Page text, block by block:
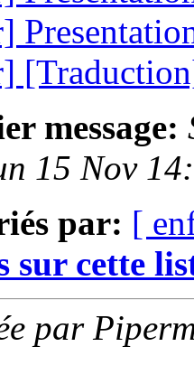
message:
15 Nov
par: [
sur cette
par